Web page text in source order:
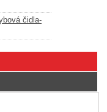
čidla-